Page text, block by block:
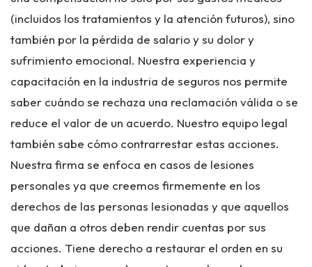
(incluidos los tratamientos y la atención futuros), sino
también por la pérdida de salario y su dolor y
sufrimiento emocional. Nuestra experiencia y
capacitación en la industria de seguros nos permite
saber cuándo se rechaza una reclamación válida o se
reduce el valor de un acuerdo. Nuestro equipo legal
también sabe cómo contrarrestar estas acciones.
Nuestra firma se enfoca en casos de lesiones
personales ya que creemos firmemente en los
derechos de las personas lesionadas y que aquellos
que dañan a otros deben rendir cuentas por sus
acciones. Tiene derecho a restaurar el orden en su